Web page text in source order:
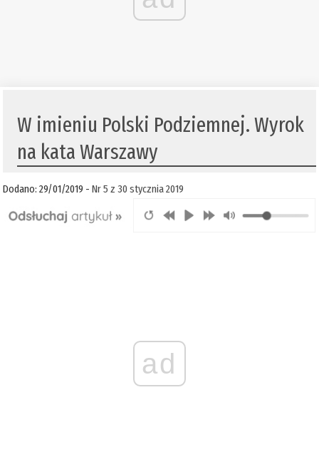
W imieniu Polski Podziemnej. Wyrok
na kata Warszawy
Dodano: 29/01/2019 -Nr 5 z 30 stycznia 2019
ad